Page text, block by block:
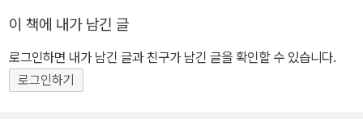
없이 무겁게 짓누르는 고통으로 다가오다가도 또 삶의 가르침을 주는
스승이기도 했다. 그 십 년의 세월 동안 고독에 대해 느끼고 깨달은 것
을 이 책에 담아냈다. ◎ 나 혼자 밥을 먹고, 나 혼자 놀고, 나 혼자 사
랑하고, 나 혼자 취하는… 우리 시대의 고독한 삶. 1인 가구 600만이
이 책에 내가 남긴 글
로그인하면 내가 남긴 글과 친구가 남긴 글을 확인할 수 있습니다.
로그인하기